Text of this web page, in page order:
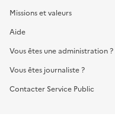
Missions et valeurs
Aide
Vous êtes une administration ?
Vous êtes journaliste ?
Contacter Service Public